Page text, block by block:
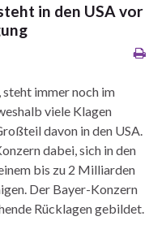
in den USA vor
immer noch im
viele Klagen
davon in den USA.
dabei, sich in den
bis zu 2 Milliarden
Der Bayer-Konzern
Rücklagen gebildet.